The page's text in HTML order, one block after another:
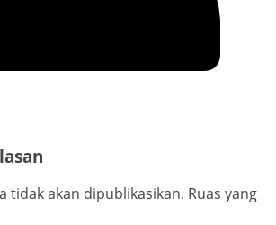
tidak akan dipublikasikan. Ruas yang